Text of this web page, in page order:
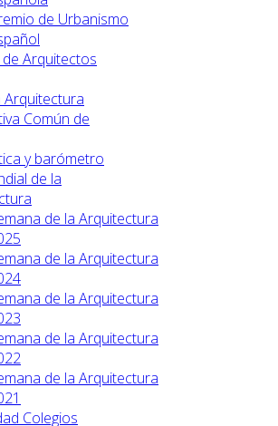
de Urbanismo
Arquitectos
Arquitectura
Común de
y barómetro
de la
de la Arquitectura
de la Arquitectura
de la Arquitectura
de la Arquitectura
de la Arquitectura
Colegios